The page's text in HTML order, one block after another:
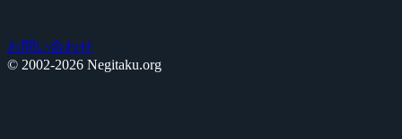
お問い合わせ
© 2002-2026 Negitaku.org